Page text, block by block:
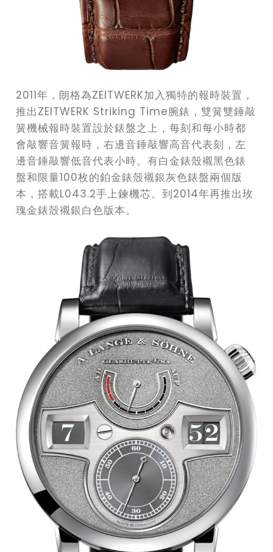
2011年，朗格為ZEITWERK加入獨特的報時裝置，
推出ZEITWERK Striking Time腕錶，雙簧雙錘敲
簧機械報時裝置設於錶盤之上，每刻和每小時都
會敲響音簧報時，右邊音錘敲響高音代表刻，左
邊音錘敲響低音代表小時。有白金錶殼襯黑色錶
盤和限量100枚的鉑金錶殼襯銀灰色錶盤兩個版
本，搭載L043.2手上鍊機芯。到2014年再推出玫
瑰金錶殼襯銀白色版本。